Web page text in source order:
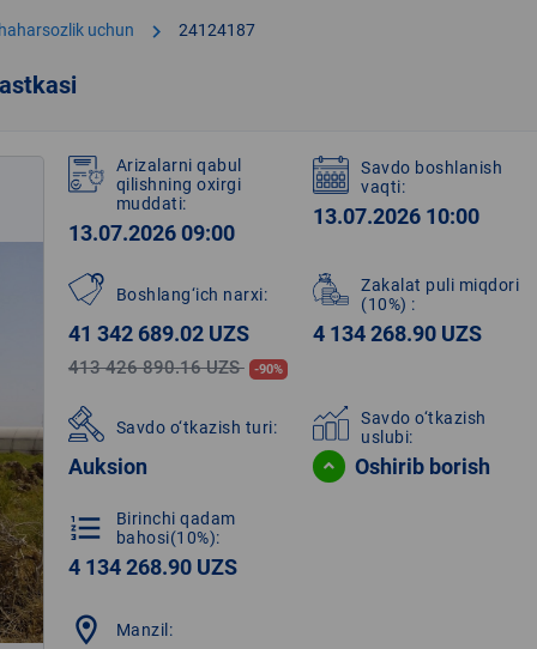
uchun chevron_right 24124187
Arizalarni qabul
qilishning oxirgi
muddati:
13.07.2026 09:00
Savdo boshlanish
vaqti:
13.07.2026 10:00
Boshlang‘ich narxi:
41 342 689.02 UZS
413 426 890.16 UZS -90%
Zakalat puli miqdori
(10%) :
4 134 268.90 UZS
Savdo o‘tkazish turi:
Auksion
Savdo o‘tkazish
uslubi:
Oshirib borish
format_list_numbered
Birinchi qadam
bahosi(10%):
4 134 268.90 UZS
location_on Manzil: